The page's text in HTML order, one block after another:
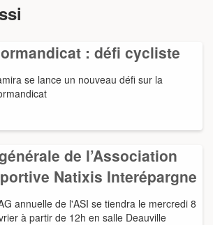
: défi cycliste
se lance un nouveau défi sur la
de l’Association
Natixis Interépargne
annuelle de l'ASI se tiendra le mercredi 8
à partir de 12h en salle Deauville